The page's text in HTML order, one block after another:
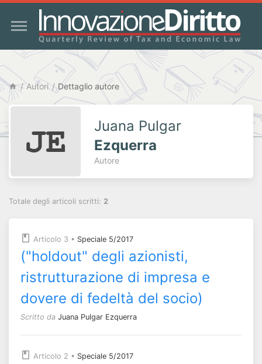
Autori Dettaglio autore
Juana Pulgar
Ezquerra
Autore
Totale degli articoli scritti: 2
Articolo 3 • Speciale 5/2017
("holdout" degli azionisti,
ristrutturazione di impresa e
dovere di fedeltà del socio)
Scritto da Juana Pulgar Ezquerra
Articolo 2 • Speciale 5/2017